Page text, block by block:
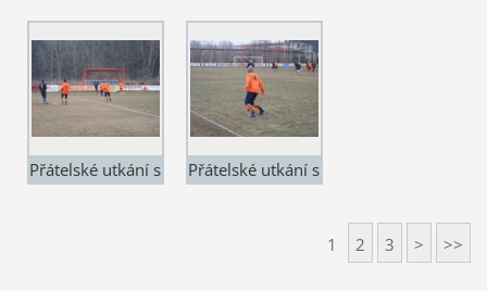
Přátelské utkání s
Přátelské utkání s
1 2 3 > >>